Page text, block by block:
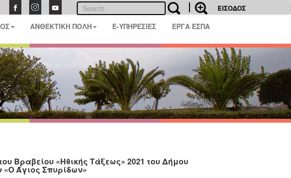
ΕΙΣΟΔΟΣ
ΑΝΘΕΚΤΙΚΗ ΠΟΛΗ E-ΥΠΗΡΕΣΙΕΣ ΕΡΓΑ ΕΣΠΑ
Βραβείου «Ηθικής Τάξεως» 2021 του Δήμου
«Ο Άγιος Σπυρίδων»